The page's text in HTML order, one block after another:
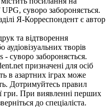
суворо забороняється.
Я-Корреспондент є автор
та відтворення
аудіовізуальних творів
суворо забороняється.
призначені для осіб
в азартних іграх може
Дотримуйтесь правил
гри. При виявленні перших
до спеціаліста.